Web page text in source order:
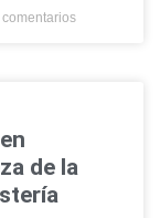
comentarios
de la